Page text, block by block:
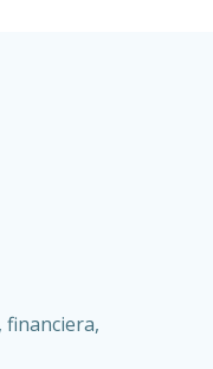
financiera,